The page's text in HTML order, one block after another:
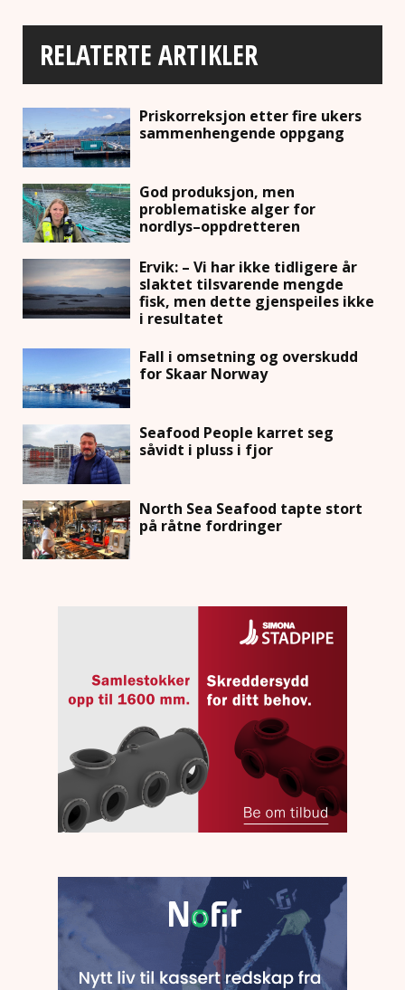
RELATERTE ARTIKLER
Priskorreksjon etter fire ukers
sammenhengende oppgang
God produksjon, men
problematiske alger for
nordlys–oppdretteren
Ervik: – Vi har ikke tidligere år
slaktet tilsvarende mengde
fisk, men dette gjenspeiles ikke
i resultatet
Fall i omsetning og overskudd
for Skaar Norway
Seafood People karret seg
såvidt i pluss i fjor
North Sea Seafood tapte stort
på råtne fordringer